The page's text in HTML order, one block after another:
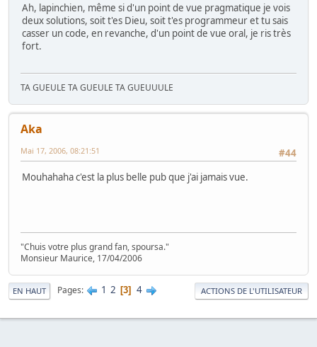
Ah, lapinchien, même si d'un point de vue pragmatique je vois
deux solutions, soit t'es Dieu, soit t'es programmeur et tu sais
casser un code, en revanche, d'un point de vue oral, je ris très
fort.
TA GUEULE TA GUEULE TA GUEUUULE
Aka
#44
Mai 17, 2006, 08:21:51
Mouhahaha c'est la plus belle pub que j'ai jamais vue.
"Chuis votre plus grand fan, spoursa."
Monsieur Maurice, 17/04/2006
EN HAUT Pages 1 2 3 4 ACTIONS DE L'UTILISATEUR